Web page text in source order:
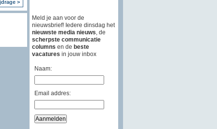
>
Meld je aan voor de
nieuwsbrief! Iedere dinsdag het
nieuwste media nieuws , de
scherpste communicatie
columns en de beste
vacatures in jouw inbox
Naam:
Email addres: